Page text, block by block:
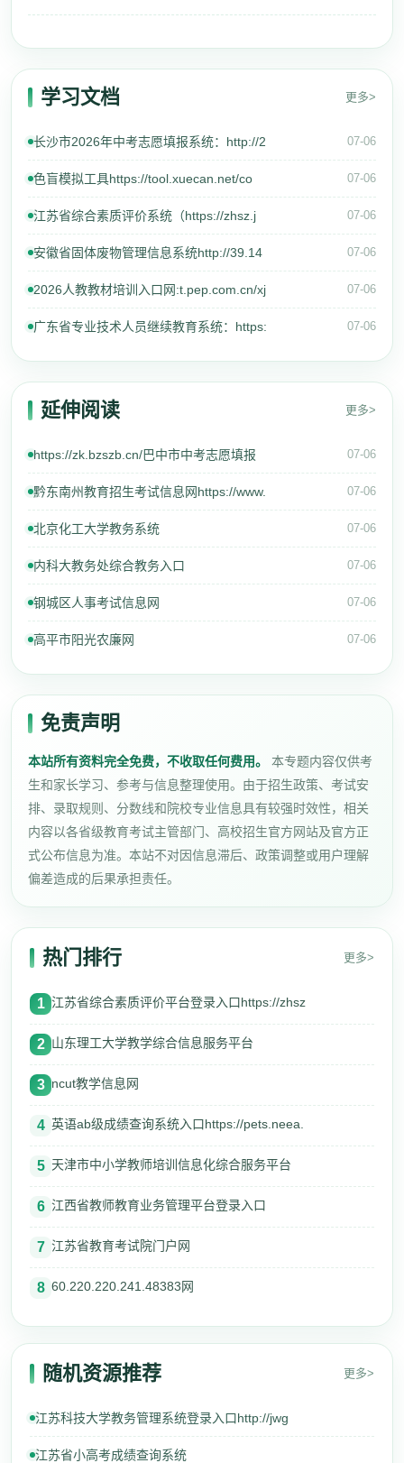
学习文档 更多>
长沙市2026年中考志愿填报系统：http://2 07-06
色盲模拟工具https://tool.xuecan.net/co 07-06
江苏省综合素质评价系统（https://zhsz.j 07-06
安徽省固体废物管理信息系统http://39.14 07-06
2026人教教材培训入口网:t.pep.com.cn/xj 07-06
广东省专业技术人员继续教育系统：https: 07-06
延伸阅读 更多>
https://zk.bzszb.cn/巴中市中考志愿填报 07-06
黔东南州教育招生考试信息网https://www. 07-06
北京化工大学教务系统 07-06
内科大教务处综合教务入口 07-06
钢城区人事考试信息网 07-06
高平市阳光农廉网 07-06
免责声明
本站所有资料完全免费，不收取任何费用。
本专题内容仅供考
生和家长学习、参考与信息整理使用。由于招生政策、考试安
排、录取规则、分数线和院校专业信息具有较强时效性，相关
内容以各省级教育考试主管部门、高校招生官方网站及官方正
式公布信息为准。本站不对因信息滞后、政策调整或用户理解
偏差造成的后果承担责任。
热门排行 更多>
1 江苏省综合素质评价平台登录入口https://zhsz
2 山东理工大学教学综合信息服务平台
3 ncut教学信息网
4 英语ab级成绩查询系统入口https://pets.neea.
5 天津市中小学教师培训信息化综合服务平台
6 江西省教师教育业务管理平台登录入口
7 江苏省教育考试院门户网
8 60.220.220.241.48383网
随机资源推荐 更多>
江苏科技大学教务管理系统登录入口http://jwg
江苏省小高考成绩查询系统